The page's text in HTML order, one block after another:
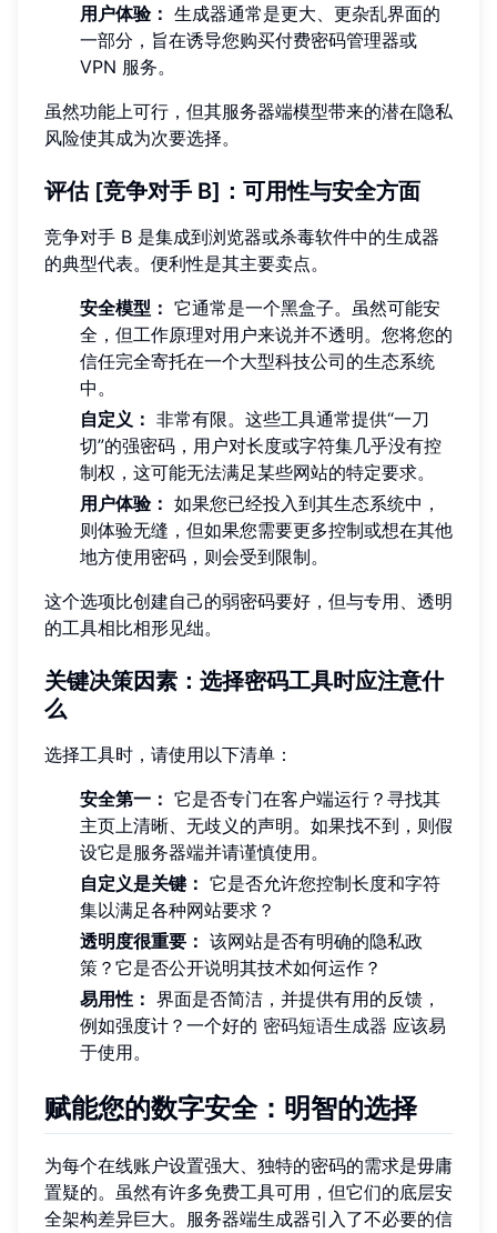
用户体验： 生成器通常是更大、更杂乱界面的
一部分，旨在诱导您购买付费密码管理器或
VPN 服务。
虽然功能上可行，但其服务器端模型带来的潜在隐私
风险使其成为次要选择。
评估 [竞争对手 B]：可用性与安全方面
竞争对手 B 是集成到浏览器或杀毒软件中的生成器
的典型代表。便利性是其主要卖点。
安全模型： 它通常是一个黑盒子。虽然可能安
全，但工作原理对用户来说并不透明。您将您的
信任完全寄托在一个大型科技公司的生态系统
中。
自定义： 非常有限。这些工具通常提供“一刀
切”的强密码，用户对长度或字符集几乎没有控
制权，这可能无法满足某些网站的特定要求。
用户体验： 如果您已经投入到其生态系统中，
则体验无缝，但如果您需要更多控制或想在其他
地方使用密码，则会受到限制。
这个选项比创建自己的弱密码要好，但与专用、透明
的工具相比相形见绌。
关键决策因素：选择密码工具时应注意什
么
选择工具时，请使用以下清单：
安全第一： 它是否专门在客户端运行？寻找其
主页上清晰、无歧义的声明。如果找不到，则假
设它是服务器端并请谨慎使用。
自定义是关键： 它是否允许您控制长度和字符
集以满足各种网站要求？
透明度很重要： 该网站是否有明确的隐私政
策？它是否公开说明其技术如何运作？
易用性： 界面是否简洁，并提供有用的反馈，
例如强度计？一个好的 密码短语生成器 应该易
于使用。
赋能您的数字安全：明智的选择
为每个在线账户设置强大、独特的密码的需求是毋庸
置疑的。虽然有许多免费工具可用，但它们的底层安
全架构差异巨大。服务器端生成器引入了不必要的信